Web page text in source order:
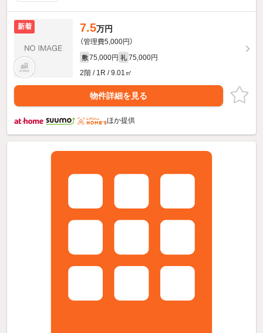
新着 7.5万円
（管理費5,000円）
敷 75,000円 礼 75,000円
2階 / 1R / 9.01㎡
物件詳細を見る
ほか提供